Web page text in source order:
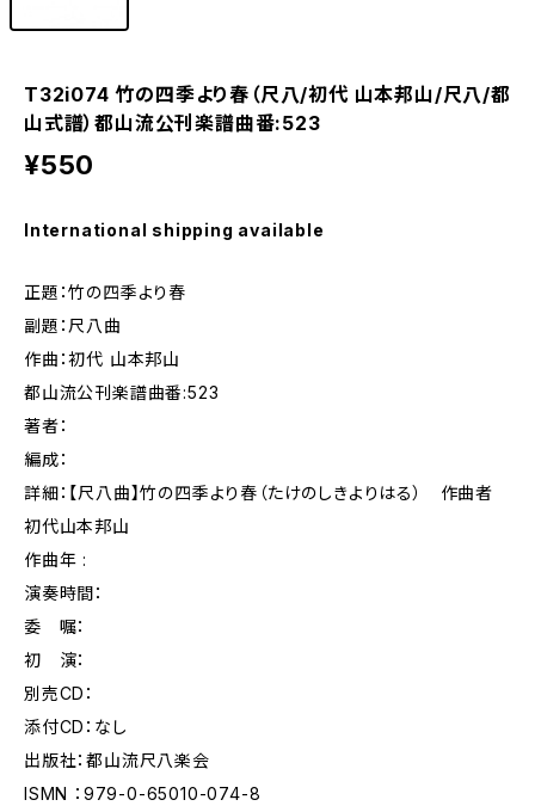
T32i074 竹の四季より春（尺八/初代 山本邦山/尺八/都
山式譜）都山流公刊楽譜曲番:523
¥550
International shipping available
正題：竹の四季より春
副題：尺八曲
作曲：初代 山本邦山
都山流公刊楽譜曲番:523
著者：
編成：
詳細：【尺八曲】竹の四季より春（たけのしきよりはる） 作曲者
初代山本邦山
作曲年 :
演奏時間：
委 嘱：
初 演：
別売CD：
添付CD：なし
出版社：都山流尺八楽会
ISMN ：979-0-65010-074-8